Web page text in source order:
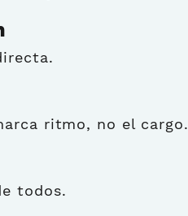
ritmo, no el cargo.
todos.